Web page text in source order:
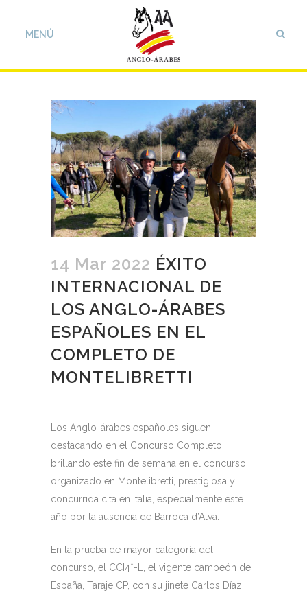
14 Mar 2022 ÉXITO
INTERNACIONAL DE
LOS ANGLO-ÁRABES
ESPAÑOLES EN EL
COMPLETO DE
MONTELIBRETTI
Los Anglo-árabes españoles siguen
destacando en el Concurso Completo,
brillando este fin de semana en el concurso
organizado en Montelibretti, prestigiosa y
concurrida cita en Italia, especialmente este
año por la ausencia de Barroca d’Alva.
En la prueba de mayor categoría del
concurso, el CCI4*-L, el vigente campeón de
España, Taraje CP, con su jinete Carlos Díaz,